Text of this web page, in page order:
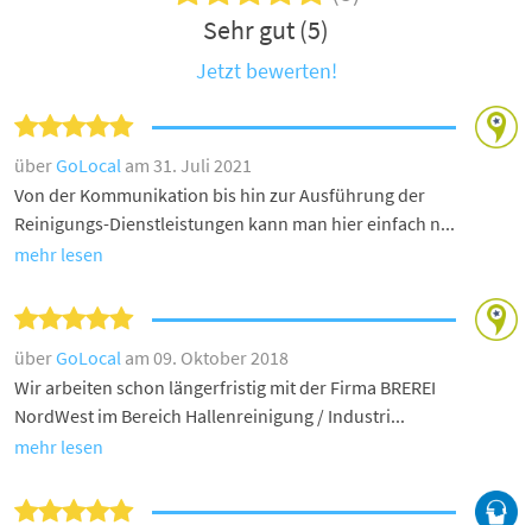
Sehr gut (5)
Jetzt bewerten!
überGoLocal am 31. Juli 2021
Von der Kommunikation bis hin zur Ausführung der
Reinigungs-Dienstleistungen kann man hier einfach n...
mehr lesen
überGoLocal am 09. Oktober 2018
Wir arbeiten schon längerfristig mit der Firma BREREI
NordWest im Bereich Hallenreinigung / Industri...
mehr lesen